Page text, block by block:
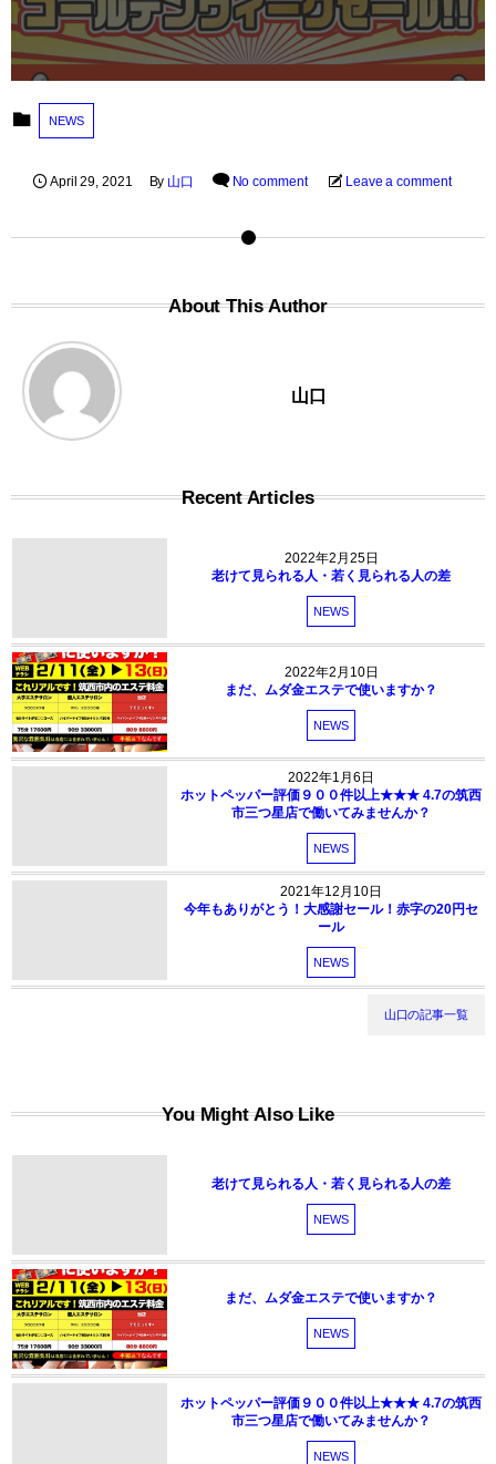
NEWS
April 29 2021 By 山口 No comment Leave a comment
About This Author
山口
Recent Articles
2022年2月25日
老けて見られる人・若く見られる人の差
NEWS
2022年2月10日
まだ、ムダ金エステで使いますか？
NEWS
2022年1月6日
ホットペッパー評価９００件以上★★★ 4.7の筑西
市三つ星店で働いてみませんか？
NEWS
2021年12月10日
今年もありがとう！大感謝セール！赤字の20円セ
ール
NEWS
山口の記事一覧
You Might Also Like
老けて見られる人・若く見られる人の差
NEWS
まだ、ムダ金エステで使いますか？
NEWS
ホットペッパー評価９００件以上★★★ 4.7の筑西
市三つ星店で働いてみませんか？
NEWS